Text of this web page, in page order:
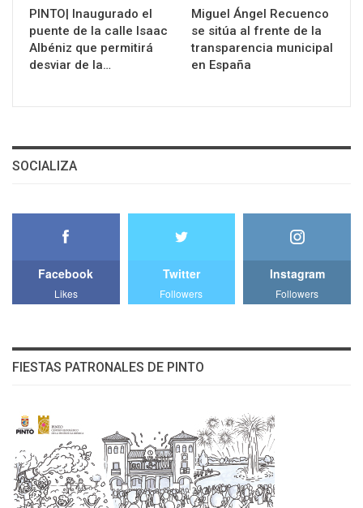
PINTO| Inaugurado el
puente de la calle Isaac
Albéniz que permitirá
desviar de la…
Miguel Ángel Recuenco
se sitúa al frente de la
transparencia municipal
en España
SOCIALIZA
Facebook
Likes
Twitter
Followers
Instagram
Followers
FIESTAS PATRONALES DE PINTO